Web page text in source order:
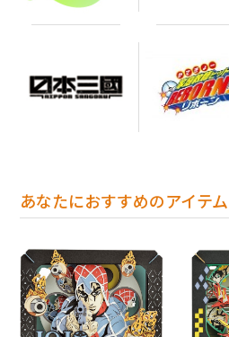
あなたにおすすめのアイテム